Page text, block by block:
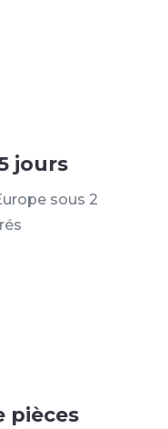
jours
sous 2
pièces